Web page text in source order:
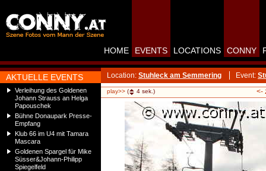
AKTUELLE EVENTS
Verleihung des Goldenen
Johann Strauss an Helga
Papouschek
Bühne Donaupark Presse-
Empfang
Klub 66 im U4 mit Tamara
Mascara
Goldenen Spargel für Mike
Süsser&Johann-Philipp
Spiegelfeld
HOME EVENTS LOCATIONS CONNY
Location: Stuhleck am Semmering Event:
play>> ( 4 sek.) <-